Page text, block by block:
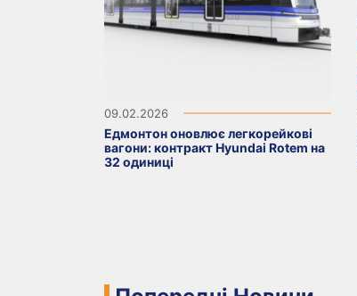
09.02.2026
Едмонтон оновлює легкорейкові
вагони: контракт Hyundai Rotem на
32 одиниці